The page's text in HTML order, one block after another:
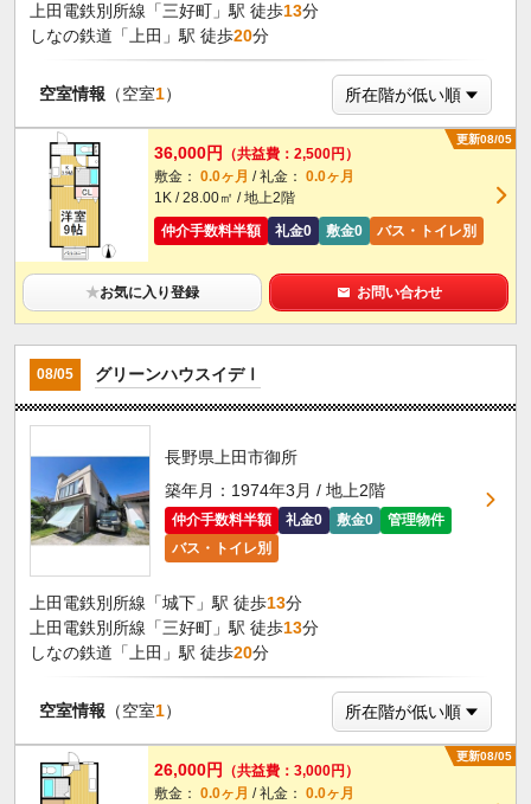
上田電鉄別所線「三好町」駅 徒歩13分
しなの鉄道「上田」駅 徒歩20分
空室情報 （空室1）
更新08/05
36,000円
（共益費：2,500円）
敷金： 0.0ヶ月 / 礼金： 0.0ヶ月
1K / 28.00㎡ / 地上2階
仲介手数料半額
礼金0 敷金0 バス・トイレ別
★お気に入り登録 お問い合わせ
08/05 グリーンハウスイデⅠ
長野県上田市御所
築年月：1974年3月 / 地上2階
仲介手数料半額 礼金0 敷金0
管理物件
バス・トイレ別
上田電鉄別所線「城下」駅 徒歩13分
上田電鉄別所線「三好町」駅 徒歩13分
しなの鉄道「上田」駅 徒歩20分
空室情報 （空室1）
更新08/05
26,000円
（共益費：3,000円）
敷金： 0.0ヶ月 / 礼金： 0.0ヶ月